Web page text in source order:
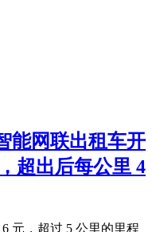
能网联出租车开
超出后每公里 4
元，超过 5 公里的里程